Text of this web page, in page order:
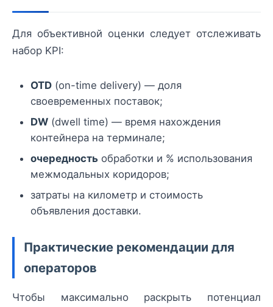
Для объективной оценки следует отслеживать
набор KPI:
OTD (on-time delivery) — доля
своевременных поставок;
DW (dwell time) — время нахождения
контейнера на терминале;
очередность обработки и % использования
межмодальных коридоров;
затраты на километр и стоимость
объявления доставки.
Практические рекомендации для
операторов
Чтобы максимально раскрыть потенциал